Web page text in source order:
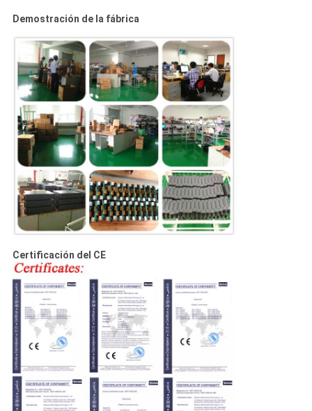
Demostración de la fábrica
Certificación del CE